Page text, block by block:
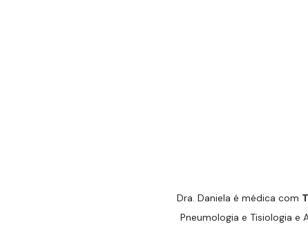
Dra. Daniela é médica com
Pneumologia e Tisiologia e